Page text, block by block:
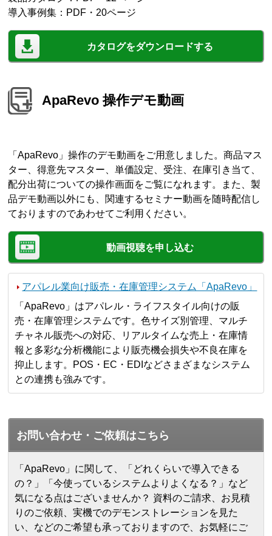
導入事例集：PDF・20ページ
カタログをダウンロードする
ApaRevo 操作デモ動画
「ApaRevo」操作のデモ動画をご用意しました。商品マス
ター、得意先マスター、単価設定、受注、在庫引き当て、
配分出荷についての操作画面をご覧になれます。また、製
品デモ動画以外にも、関連するセミナー動画を随時配信し
ておりますのであわせてご利用ください。
動画視聴を申し込む
アパレル業向け販売・在庫管理システム「ApaRevo」
「ApaRevo」はアパレル・ライフスタイル向けの販
売・在庫管理システムです。色サイズ別管理、マルチ
チャネル販売への対応、リアルタイムな売上・在庫情
報と多彩な分析機能により販売機会損失や不良在庫を
抑止します。POS・EC・EDIなどさまざまなシステム
との連携も強みです。
お問い合わせ・ご依頼はこちら
「ApaRevo」に関して、「どれくらいで導入できる
の？」「今使っているシステムよりよくなる？」など
気になる点はございませんか？ 資料のご請求、お見積
りのご依頼、実機でのデモンストレーションを見た
い、などのご希望も承っておりますので、お気軽にご